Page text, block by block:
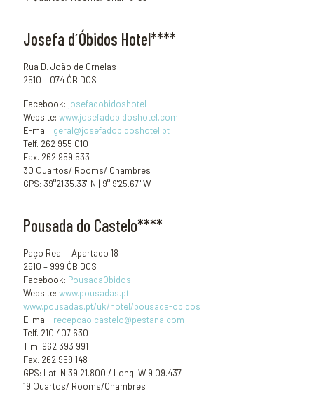
Josefa d´Óbidos Hotel****
Rua D. João de Ornelas
2510 – 074 ÓBIDOS
Facebook: josefadobidoshotel
Website: www.josefadobidoshotel.com
E-mail: geral@josefadobidoshotel.pt
Telf. 262 955 010
Fax. 262 959 533
30 Quartos/ Rooms/ Chambres
GPS: 39°21'35.33" N | 9° 9'25.67" W
Pousada do Castelo****
Paço Real – Apartado 18
2510 – 999 ÓBIDOS
Facebook: PousadaObidos
Website: www.pousadas.pt
www.pousadas.pt/uk/hotel/pousada-obidos
E-mail: recepcao.castelo@pestana.com
Telf. 210 407 630
Tlm. 962 393 991
Fax. 262 959 148
GPS: Lat. N 39 21.800 / Long. W 9 09.437
19 Quartos/ Rooms/Chambres